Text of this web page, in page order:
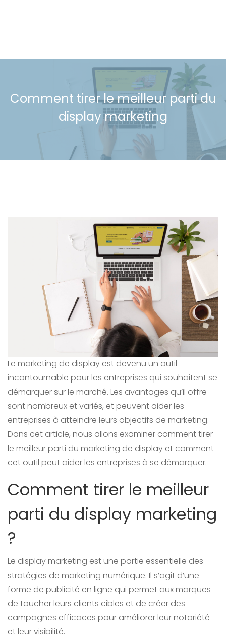
Comment tirer le meilleur parti du
display marketing
Le marketing de display est devenu un outil
incontournable pour les entreprises qui souhaitent se
démarquer sur le marché. Les avantages qu’il offre
sont nombreux et variés, et peuvent aider les
entreprises à atteindre leurs objectifs de marketing.
Dans cet article, nous allons examiner comment tirer
le meilleur parti du marketing de display et comment
cet outil peut aider les entreprises à se démarquer.
Comment tirer le meilleur
parti du display marketing
?
Le display marketing est une partie essentielle des
stratégies de marketing numérique. Il s’agit d’une
forme de publicité en ligne qui permet aux marques
de toucher leurs clients cibles et de créer des
campagnes efficaces pour améliorer leur notoriété
et leur visibilité.